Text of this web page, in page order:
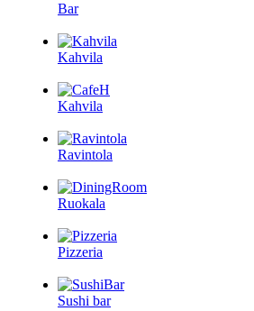
Bar
Kahvila
Kahvila
Ravintola
Ruokala
Pizzeria
Sushi bar